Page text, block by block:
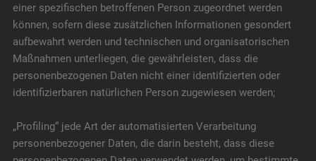
einer spezifischen betroffenen Person zugeordnet werden
können, sofern diese zusätzlichen Informationen gesondert
aufbewahrt werden und technischen und organisatorischen
Maßnahmen unterliegen, die gewährleisten, dass die
personenbezogenen Daten nicht einer identifizierten oder
identifizierbaren natürlichen Person zugewiesen werden;
„Profiling“ jede Art der automatisierten Verarbeitung
personenbezogener Daten, die darin besteht, dass diese